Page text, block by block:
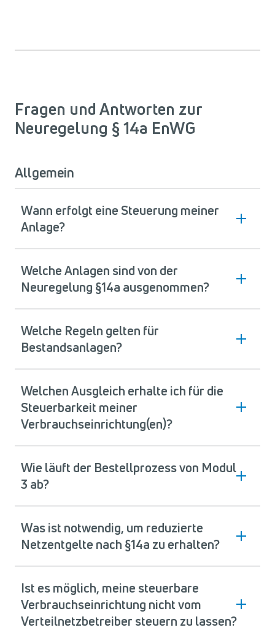
Fragen und Antworten zur
Neuregelung § 14a EnWG
Allgemein
Wann erfolgt eine Steuerung meiner
Anlage?
Welche Anlagen sind von der
Neuregelung §14a ausgenommen?
Welche Regeln gelten für
Bestandsanlagen?
Welchen Ausgleich erhalte ich für die
Steuerbarkeit meiner
Verbrauchseinrichtung(en)?
Wie läuft der Bestellprozess von Modul
3 ab?
Was ist notwendig, um reduzierte
Netzentgelte nach §14a zu erhalten?
Ist es möglich, meine steuerbare
Verbrauchseinrichtung nicht vom
Verteilnetzbetreiber steuern zu lassen?